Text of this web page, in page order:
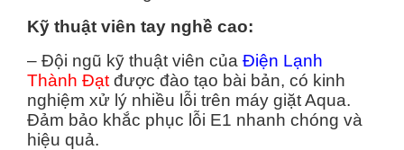
Kỹ thuật viên tay nghề cao:
– Đội ngũ kỹ thuật viên của Điện Lạnh
Thành Đạt được đào tạo bài bản, có kinh
nghiệm xử lý nhiều lỗi trên máy giặt Aqua.
Đảm bảo khắc phục lỗi E1 nhanh chóng và
hiệu quả.